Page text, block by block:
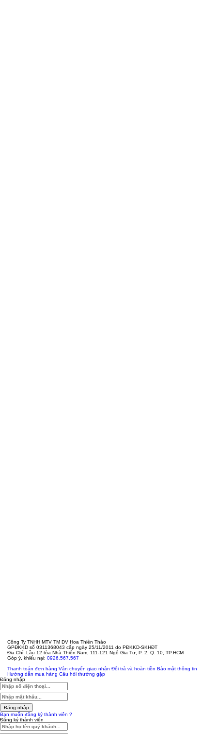
Công Ty TNHH MTV TM DV Hoa Thiên Thảo
GPĐKKD số 0311368043 cấp ngày 25/11/2011 do PĐKKD-SKHĐT
Địa Chỉ: Lầu 12 tòa Nhà Thiên Nam, 111-121 Ngô Gia Tự, P. 2, Q. 10, TP.HCM
Góp ý, khiếu nại: 0926.567.567
Thanh toán đơn hàng Vận chuyển giao nhận Đổi trả và hoàn tiền Bảo mật thông tin
Hướng dẫn mua hàng Câu hỏi thường gặp
Đăng nhập
Đăng nhập
Bạn muốn đăng ký thành viên ?
Đăng ký thành viên